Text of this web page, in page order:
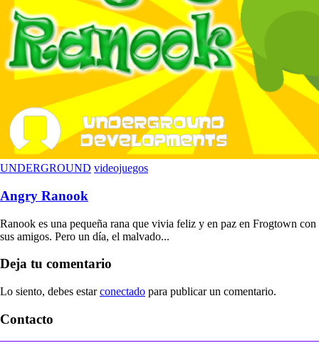
UNDERGROUND videojuegos
Angry Ranook
Ranook es una pequeña rana que vivia feliz y en paz en Frogtown con
sus amigos. Pero un día, el malvado...
Deja tu comentario
Lo siento, debes estarconectado para publicar un comentario.
Contacto